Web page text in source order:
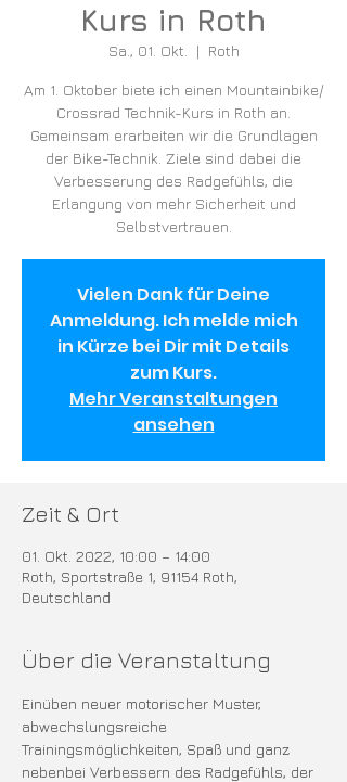
Kurs in Roth
Sa., 01. Okt.
  |
Roth
Am 1. Oktober biete ich einen Mountainbike/
Crossrad Technik-Kurs in Roth an.
Gemeinsam erarbeiten wir die Grundlagen
der Bike-Technik. Ziele sind dabei die
Verbesserung des Radgefühls, die
Erlangung von mehr Sicherheit und
Selbstvertrauen.
Vielen Dank für Deine
Anmeldung. Ich melde mich
in Kürze bei Dir mit Details
zum Kurs.
Mehr Veranstaltungen
ansehen
Zeit & Ort
01. Okt. 2022, 10:00 – 14:00
Roth, Sportstraße 1, 91154 Roth,
Deutschland
Über die Veranstaltung
Einüben neuer motorischer Muster,
abwechslungsreiche
Trainingsmöglichkeiten, Spaß und ganz
nebenbei Verbessern des Radgefühls, der